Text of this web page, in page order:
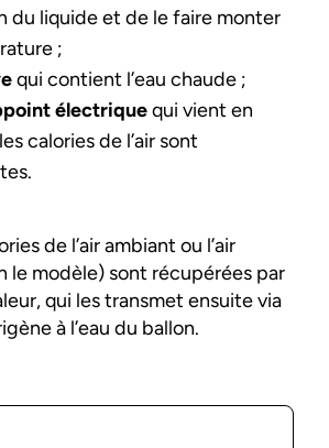
du liquide et de le faire monter
;
qui contient l’eau chaude ;
électriquequi vient en
calories de l’air sont
de l’air ambiant ou l’air
le modèle) sont récupérées par
qui les transmet ensuite via
à l’eau du ballon.